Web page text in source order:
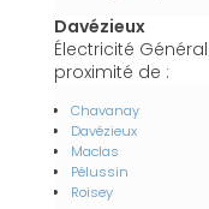
Davézieux
Électricité
proximité de :
Chavanay
Davézieux
Maclas
Pélussin
Roisey